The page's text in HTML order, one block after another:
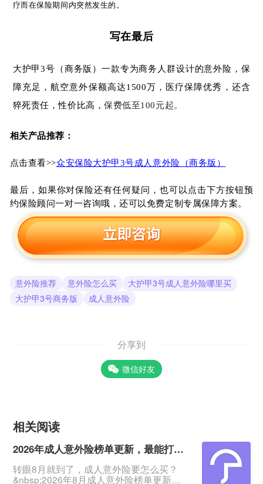
疗而在保险期间内突然发生的。
写在最后
大护甲3号（商务版）一款专为商务人群设计的意外险，保
障充足 ，航空意外保额高达1500万，
医疗保障优秀，还含
猝死责任，性价比高，保费低至100元起。
相关产品推荐：
点击查看>>众安保险大护甲3号成人意外险（商务版）
最后，如果你对保险还有任何疑问，也可以点击下方按钮预
约保险顾问一对一咨询哦，还可以免费定制专属保障方案。
意外险推荐 意外险怎么买
大护甲3号成人意外险哪里买
大护甲3号商务版
成人意外险
分享到
微信好友
相关阅读
2026年成人意外险榜单更新，最能打的2款来了
转眼8月就到了，成人意外险要怎么买？
&nbsp;2026年8月成人意外险榜单更新